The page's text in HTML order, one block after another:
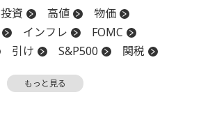
投資 高値
物価
インフレ
FOMC
引け S&P500
関税
もっと見る